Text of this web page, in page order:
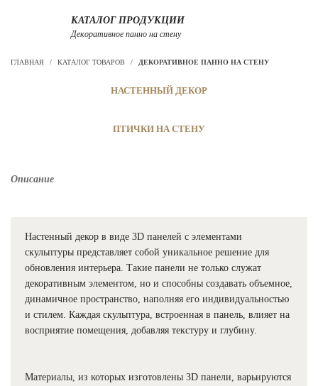
КАТАЛОГ ПРОДУКЦИИ
Декоративное панно на стену
ГЛАВНАЯ / КАТАЛОГ ТОВАРОВ / ДЕКОРАТИВНОЕ ПАННО НА СТЕНУ
НАСТЕННЫЙ ДЕКОР
ПТИЧКИ НА СТЕНУ
Описание
Настенный декор в виде 3D панелей с элементами
скульптуры представляет собой уникальное решение для
обновления интерьера. Такие панели не только служат
декоративным элементом, но и способны создавать объемное,
динамичное пространство, наполняя его индивидуальностью
и стилем. Каждая скульптура, встроенная в панель, влияет на
восприятие помещения, добавляя текстуру и глубину.
Материалы, из которых изготовлены 3D панели, варьируются